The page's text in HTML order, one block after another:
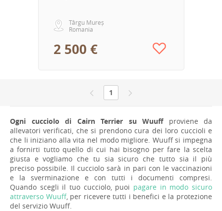
Târgu Mureș
Romania
2 500 €
1
Ogni cucciolo di Cairn Terrier su Wuuffproviene da
allevatori verificati, che si prendono cura dei loro cuccioli e
che li iniziano alla vita nel modo migliore. Wuuff si impegna
a fornirti tutto quello di cui hai bisogno per fare la scelta
giusta e vogliamo che tu sia sicuro che tutto sia il più
preciso possibile. Il cucciolo sarà in pari con le vaccinazioni
e la sverminazione e con tutti i documenti compresi.
Quando scegli il tuo cucciolo, puoi pagare in modo sicuro
attraverso Wuuff, per ricevere tutti i benefici e la protezione
del servizio Wuuff.